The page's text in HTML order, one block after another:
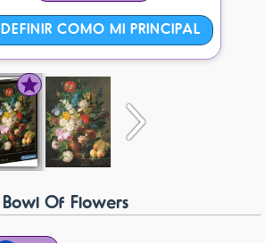
DEFINIR COMO MI PRINCIPAL
Bowl Of Flowers